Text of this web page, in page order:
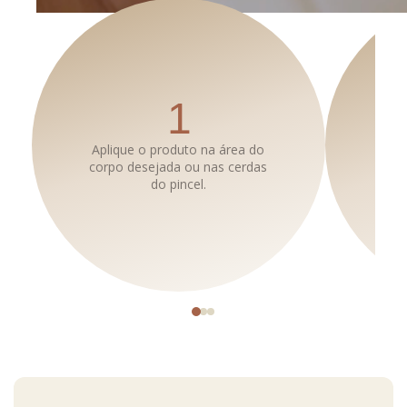
ARMAZENAMENTO
Mantenha em local limpo, seco e protegido do sol e da
umidade.
1
Aplique o produto na área do
corpo desejada ou nas cerdas
do pincel.